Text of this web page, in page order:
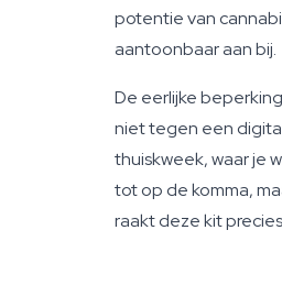
potentie van
aantoonbaar aan bij.
De eerlijke
niet tegen een
thuiskweek, waar je
tot op de komma,
raakt deze kit